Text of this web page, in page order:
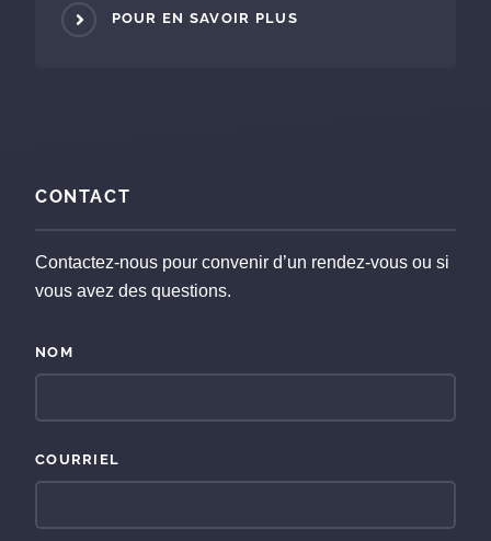
POUR EN SAVOIR PLUS
CONTACT
Contactez-nous pour convenir d’un rendez-vous ou si
vous avez des questions.
NOM
COURRIEL